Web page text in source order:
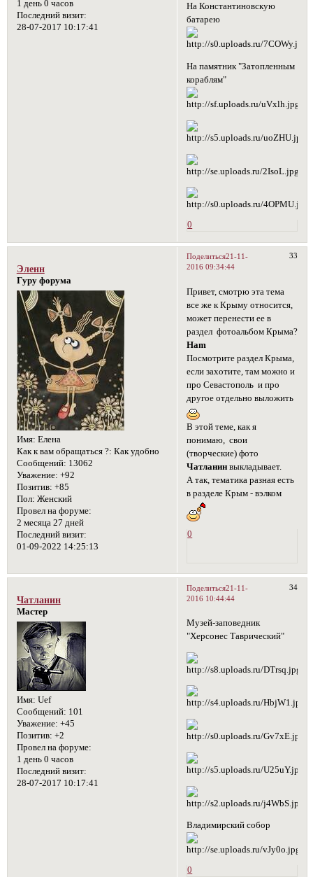
1 день 0 часов
Последний визит:
28-07-2017 10:17:41
На Константиновскую
батарею
На памятник "Затопленным
кораблям"
0
Поделиться 33
21-11-
2016 09:34:44
Эленн
Гуру форума
Имя: Елена
Как к вам обращаться ?: Как удобно
Сообщений: 13062
Уважение: +92
Позитив: +85
Пол: Женский
Провел на форуме:
2 месяца 27 дней
Последний визит:
01-09-2022 14:25:13
Привет, смотрю эта тема
все же к Крыму относится,
может перенести ее в
раздел фотоальбом Крыма?
Ham
Посмотрите раздел Крыма,
если захотите, там можно и
про Севастополь и про
другое отдельно выложить
В этой теме, как я
понимаю, свои
(творческие) фото
Чатланин выкладывает.
А так, тематика разная есть
в разделе Крым - вэлком
0
Поделиться 34
21-11-
2016 10:44:44
Чатланин
Мастер
Имя: Uef
Сообщений: 101
Уважение: +45
Позитив: +2
Провел на форуме:
1 день 0 часов
Последний визит:
28-07-2017 10:17:41
Музей-заповедник
"Херсонес Таврический"
Владимирский собор
0